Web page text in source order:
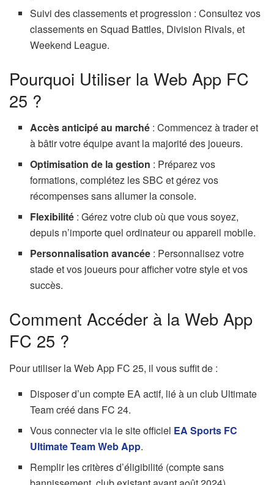
Suivi des classements et progression : Consultez vos
classements en Squad Battles, Division Rivals, et
Weekend League.
Pourquoi Utiliser la Web App FC
25 ?
Accès anticipé au marché : Commencez à trader et
à bâtir votre équipe avant la majorité des joueurs.
Optimisation de la gestion : Préparez vos
formations, complétez les SBC et gérez vos
récompenses sans allumer la console.
Flexibilité : Gérez votre club où que vous soyez,
depuis n’importe quel ordinateur ou appareil mobile.
Personnalisation avancée : Personnalisez votre
stade et vos joueurs pour afficher votre style et vos
succès.
Comment Accéder à la Web App
FC 25 ?
Pour utiliser la Web App FC 25, il vous suffit de :
Disposer d’un compte EA actif, lié à un club Ultimate
Team créé dans FC 24.
Vous connecter via le site officiel EA Sports FC
Ultimate Team Web App.
Remplir les critères d’éligibilité (compte sans